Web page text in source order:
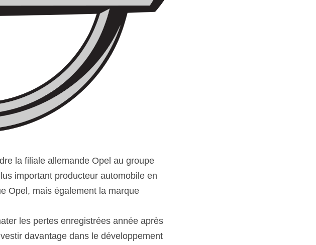
la filiale allemande Opel au groupe
important producteur automobile en
Opel, mais également la marque
les pertes enregistrées année après
davantage dans le développement